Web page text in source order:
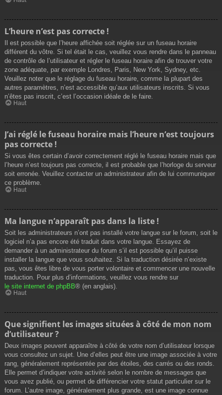
L’heure n’est pas correcte !
Il est possible que l’heure affichée soit réglée sur un fuseau horaire
différent du vôtre. Si tel était le cas, veuillez vous rendre dans le panneau
de contrôle de l’utilisateur et régler le fuseau horaire afin de trouver votre
zone adéquate, par exemple Londres, Paris, New York, Sydney, etc.
Veuillez noter que le réglage du fuseau horaire, comme la plupart des
autres paramètres, n’est accessible qu’aux utilisateurs inscrits. Si vous
n’êtes pas inscrit, c’est l’occasion idéale de le faire.
Haut
J’ai réglé le fuseau horaire mais l’heure n’est toujours
pas correcte !
Si vous êtes certain d’avoir correctement réglé le fuseau horaire mais que
l’heure n’est toujours pas correcte, il est probable que l’horloge du serveur
soit erronée. Veuillez contacter un administrateur afin de lui communiquer
ce problème.
Haut
Ma langue n’apparaît pas dans la liste !
Soit les administrateurs n’ont pas installé votre langue sur le forum, soit le
logiciel n’a pas encore été traduit dans votre langue. Essayez de
demander à un administrateur du forum s’il est possible qu’il puisse
installer la langue que vous souhaitez. Si la traduction désirée n’existe
pas, vous êtes libre de vous porter volontaire et commencer une nouvelle
traduction. Pour plus d’informations, veuillez vous rendre sur
le site internet de phpBB® (en anglais).
Haut
Que signifient les images situées à côté de mon nom
d’utilisateur ?
Deux images peuvent apparaître à côté de votre nom d’utilisateur lorsque
vous consultez un sujet. Une d’elles peut être une image associée à votre
rang, généralement représentée par des étoiles, des carrés ou des ronds.
Elle permet d’indiquer votre activité selon le nombre de messages que
vous avez publié, ou permet de différencier votre statut particulier sur le
forum. L’autre image, généralement plus grande, est une image connue